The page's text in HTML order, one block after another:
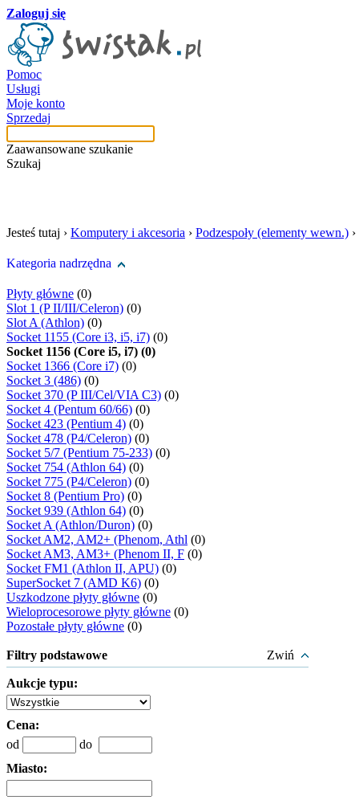
Zaloguj się
Pomoc
Usługi
Moje konto
Sprzedaj
Zaawansowane szukanie
Szukaj
Jesteś tutaj › Komputery i akcesoria › Podzespoły (elementy wewn.) ›
Kategoria nadrzędna
Płyty główne (0)
Slot 1 (P II/III/Celeron) (0)
Slot A (Athlon) (0)
Socket 1155 (Core i3, i5, i7) (0)
Socket 1156 (Core i5, i7) (0)
Socket 1366 (Core i7) (0)
Socket 3 (486) (0)
Socket 370 (P III/Cel/VIA C3) (0)
Socket 4 (Pentum 60/66) (0)
Socket 423 (Pentium 4) (0)
Socket 478 (P4/Celeron) (0)
Socket 5/7 (Pentium 75-233) (0)
Socket 754 (Athlon 64) (0)
Socket 775 (P4/Celeron) (0)
Socket 8 (Pentium Pro) (0)
Socket 939 (Athlon 64) (0)
Socket A (Athlon/Duron) (0)
Socket AM2, AM2+ (Phenom, Athl (0)
Socket AM3, AM3+ (Phenom II, F (0)
Socket FM1 (Athlon II, APU) (0)
SuperSocket 7 (AMD K6) (0)
Uszkodzone płyty główne (0)
Wieloprocesorowe płyty główne (0)
Pozostałe płyty główne (0)
Filtry podstawowe Zwiń
Aukcje typu:
Cena:
od
do
Miasto: